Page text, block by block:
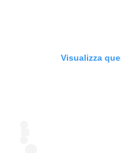
Visualizza